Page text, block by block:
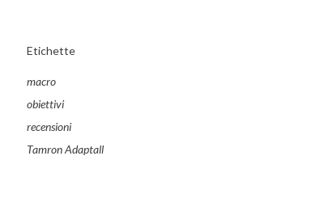
Etichette
macro
obiettivi
recensioni
Tamron Adaptall